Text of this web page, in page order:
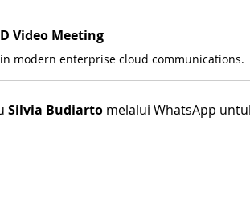
Video Meeting
modern enterprise cloud communications.
Silvia Budiarto melalui WhatsApp